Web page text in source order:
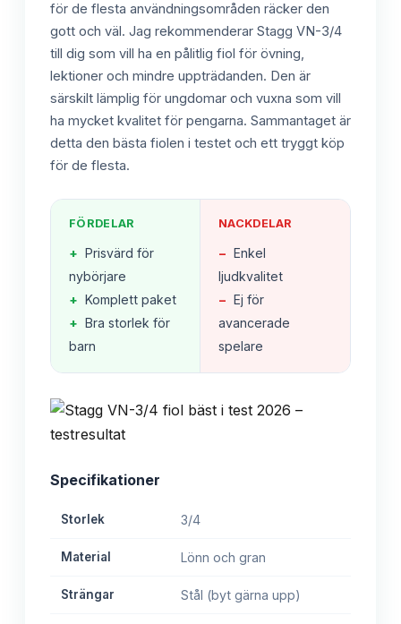
för de flesta användningsområden räcker den
gott och väl. Jag rekommenderar Stagg VN-3/4
till dig som vill ha en pålitlig fiol för övning,
lektioner och mindre uppträdanden. Den är
särskilt lämplig för ungdomar och vuxna som vill
ha mycket kvalitet för pengarna. Sammantaget är
detta den bästa fiolen i testet och ett tryggt köp
för de flesta.
FÖRDELAR
+ Prisvärd för
nybörjare
+ Komplett paket
+ Bra storlek för
barn
NACKDELAR
− Enkel
ljudkvalitet
− Ej för
avancerade
spelare
Specifikationer
Storlek 3/4
Material Lönn och gran
Strängar Stål (byt gärna upp)